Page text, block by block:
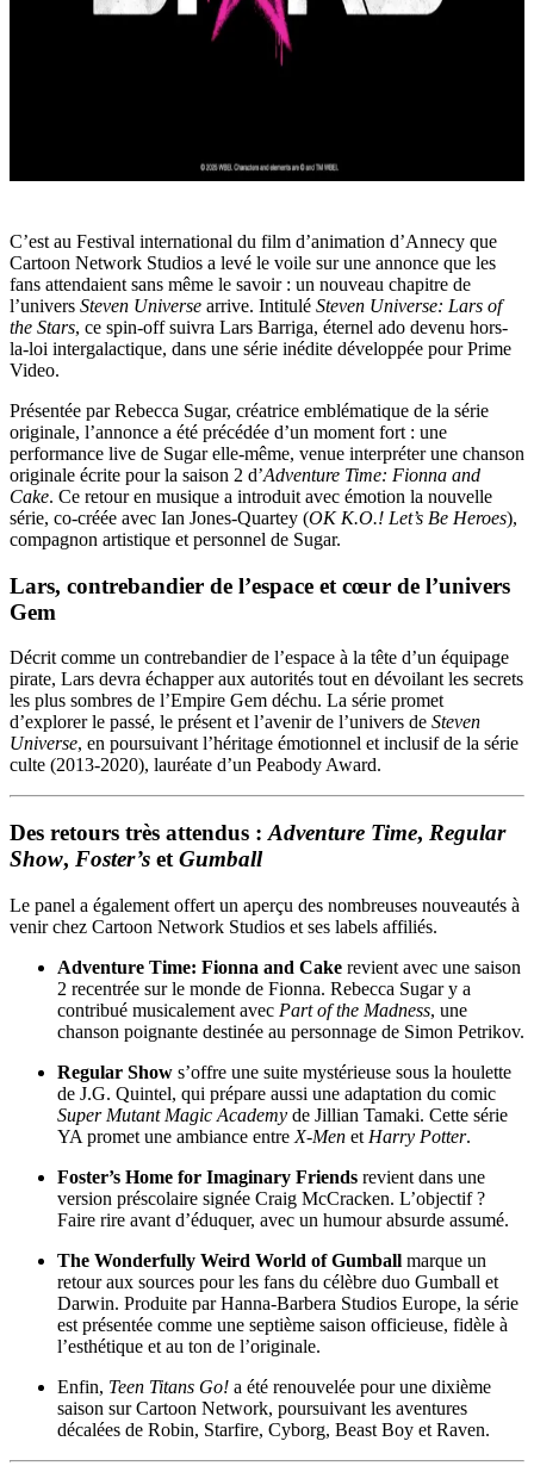
C’est au Festival international du film d’animation d’Annecy que
Cartoon Network Studios a levé le voile sur une annonce que les
fans attendaient sans même le savoir : un nouveau chapitre de
l’univers Steven Universe arrive. Intitulé Steven Universe: Lars of
the Stars, ce spin-off suivra Lars Barriga, éternel ado devenu hors-
la-loi intergalactique, dans une série inédite développée pour Prime
Video.
Présentée par Rebecca Sugar, créatrice emblématique de la série
originale, l’annonce a été précédée d’un moment fort : une
performance live de Sugar elle-même, venue interpréter une chanson
originale écrite pour la saison 2 d’Adventure Time: Fionna and
Cake. Ce retour en musique a introduit avec émotion la nouvelle
série, co-créée avec Ian Jones-Quartey (OK K.O.! Let’s Be Heroes),
compagnon artistique et personnel de Sugar.
Lars, contrebandier de l’espace et cœur de l’univers
Gem
Décrit comme un contrebandier de l’espace à la tête d’un équipage
pirate, Lars devra échapper aux autorités tout en dévoilant les secrets
les plus sombres de l’Empire Gem déchu. La série promet
d’explorer le passé, le présent et l’avenir de l’univers de Steven
Universe, en poursuivant l’héritage émotionnel et inclusif de la série
culte (2013-2020), lauréate d’un Peabody Award.
Des retours très attendus : Adventure Time, Regular
Show, Foster’s et Gumball
Le panel a également offert un aperçu des nombreuses nouveautés à
venir chez Cartoon Network Studios et ses labels affiliés.
Adventure Time: Fionna and Cake revient avec une saison
2 recentrée sur le monde de Fionna. Rebecca Sugar y a
contribué musicalement avec Part of the Madness, une
chanson poignante destinée au personnage de Simon Petrikov.
Regular Show s’offre une suite mystérieuse sous la houlette
de J.G. Quintel, qui prépare aussi une adaptation du comic
Super Mutant Magic Academy de Jillian Tamaki. Cette série
YA promet une ambiance entre X-Men et Harry Potter.
Foster’s Home for Imaginary Friends revient dans une
version préscolaire signée Craig McCracken. L’objectif ?
Faire rire avant d’éduquer, avec un humour absurde assumé.
The Wonderfully Weird World of Gumball marque un
retour aux sources pour les fans du célèbre duo Gumball et
Darwin. Produite par Hanna-Barbera Studios Europe, la série
est présentée comme une septième saison officieuse, fidèle à
l’esthétique et au ton de l’originale.
Enfin, Teen Titans Go! a été renouvelée pour une dixième
saison sur Cartoon Network, poursuivant les aventures
décalées de Robin, Starfire, Cyborg, Beast Boy et Raven.